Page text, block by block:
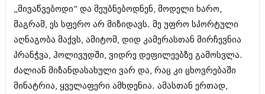
„მივაწვებოდი” და მეუბნებოდნენ, მოდელი ხარო,
მაგრამ, ეს სფერო არ მიზიდავს. მე უფრო სპორტული
აღნაგობა მაქვს, ამიტომ, დიდ კამერასთან მირჩევნია
პრანჭვა, ჰოლივუდში, ვიდრე დეფილეებზე გამოსვლა.
ძალიან მიზანდასახული ვარ და, რაც კი ცხოვრებაში
მინატრია, ყველაფერი ამხდენია. ამასთან ერთად,